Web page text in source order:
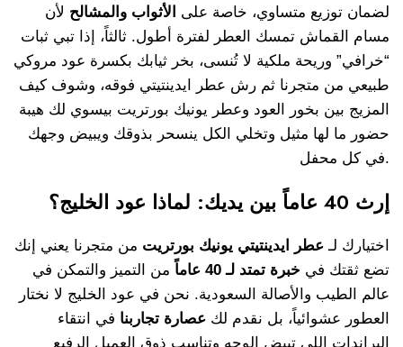
لضمان توزيع متساوي، خاصة على
الأثواب والمشالح لأن
مسام القماش تمسك العطر لفترة أطول. ثالثاً، إذا تبي ثبات
“خرافي” وريحة ملكية لا تُنسى، بخر ثيابك بكسرة عود مروكي
طبيعي من متجرنا ثم رش عطر ايدينتيتي فوقه، وشوف كيف
المزيج بين بخور العود وعطر يونيك بورتريت بيسوي لك هيبة
حضور ما لها مثيل وتخلي الكل ينسحر بذوقك ويبيض وجهك
في كل محفل.
إرث 40 عاماً بين يديك: لماذا عود الخليج؟
اختيارك لـ عطر ايدينتيتي يونيك بورتريت من متجرنا يعني إنك
تضع ثقتك في خبرة تمتد لـ 40 عاماً
من التميز والتمكن في
عالم الطيب والأصالة السعودية. نحن في عود الخليج لا نختار
العطور عشوائياً، بل نقدم لك عصارة تجاربنا في انتقاء
البراندات اللي تبيض الوجه وتناسب ذوق العميل الرفيع